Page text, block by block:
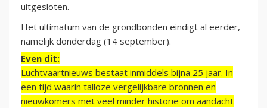
uitgesloten.
Het ultimatum van de grondbonden eindigt al eerder,
namelijk donderdag (14 september).
Even dit:
Luchtvaartnieuws bestaat inmiddels bijna 25 jaar. In
een tijd waarin talloze vergelijkbare bronnen en
nieuwkomers met veel minder historie om aandacht